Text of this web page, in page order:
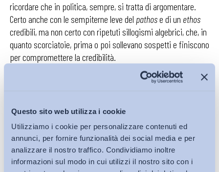
Questo sito web utilizza i cookie
Utilizziamo i cookie per personalizzare contenuti ed
annunci, per fornire funzionalità dei social media e per
analizzare il nostro traffico. Condividiamo inoltre
informazioni sul modo in cui utilizzi il nostro sito con i
ricordare che in politica, sempre, si tratta di argomentare.
Certo anche con le sempiterne leve del pathose di un ethos
credibili, ma non certo con ripetuti sillogismi algebrici, che, in
quanto scorciatoie, prima o poi sollevano sospetti e finiscono
per compromettere la credibilità.
ADAPT Research Fellow
@FranzNespoli